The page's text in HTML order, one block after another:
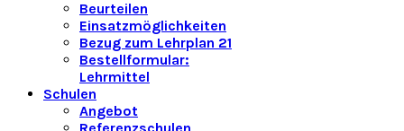
Beurteilen
Einsatzmöglichkeiten
Bezug zum Lehrplan 21
Bestellformular:
Lehrmittel
Schulen
Angebot